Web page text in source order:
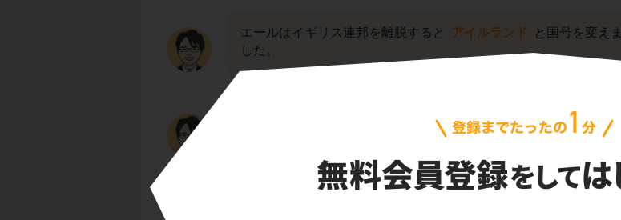
エールはイギリス連邦を離脱すると アイルランド
と国号を変えま
した。
が成立しました。また 共産党 が勢力を